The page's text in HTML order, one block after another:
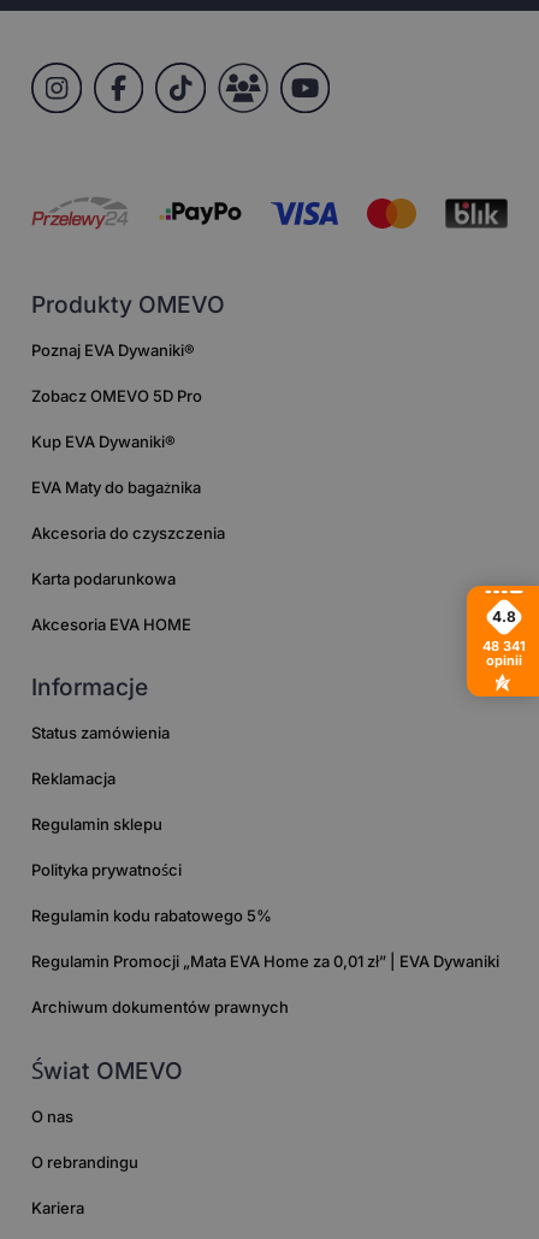
Produkty OMEVO
Poznaj EVA Dywaniki®
Zobacz OMEVO 5D Pro
Kup EVA Dywaniki®
EVA Maty do bagażnika
Akcesoria do czyszczenia
Karta podarunkowa
Akcesoria EVA HOME
Informacje
Status zamówienia
Reklamacja
Regulamin sklepu
Polityka prywatności
Regulamin kodu rabatowego 5%
Regulamin Promocji „Mata EVA Home za 0,01 zł” | EVA Dywaniki
Archiwum dokumentów prawnych
Świat OMEVO
O nas
O rebrandingu
Kariera
4.8
48 341
opinii